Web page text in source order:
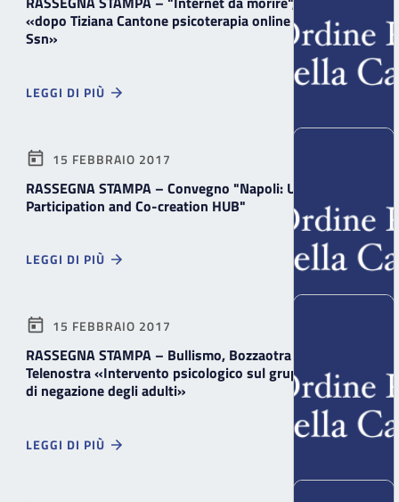
«dopo Tiziana Cantone psicoterapia online arrivi al
Ssn»
LEGGI DI PIÙ
15 FEBBRAIO 2017
RASSEGNA STAMPA – Convegno "Napoli: Urban
Participation and Co-creation HUB"
LEGGI DI PIÙ
15 FEBBRAIO 2017
RASSEGNA STAMPA – Bullismo, Bozzaotra a
Telenostra «Intervento psicologico sul gruppo in caso
di negazione degli adulti»
LEGGI DI PIÙ